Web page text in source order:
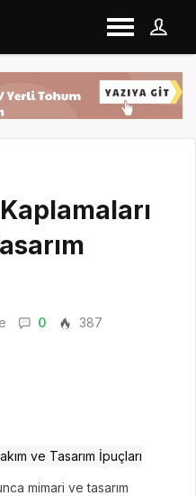
0
387
mimari ve tasarım